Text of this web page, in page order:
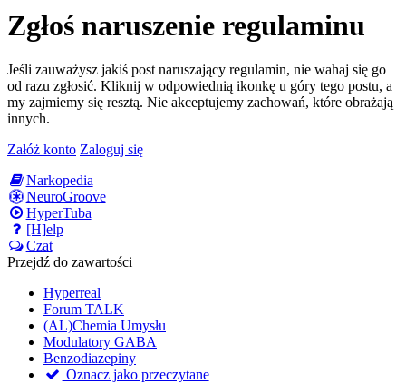
Zgłoś naruszenie regulaminu
Jeśli zauważysz jakiś post naruszający regulamin, nie wahaj się go
od razu zgłosić. Kliknij w odpowiednią ikonkę u góry tego postu, a
my zajmiemy się resztą. Nie akceptujemy zachowań, które obrażają
innych.
Załóż konto Zaloguj się
Narkopedia
NeuroGroove
HyperTuba
[H]elp
Czat
Przejdź do zawartości
Hyperreal
Forum TALK
(AL)Chemia Umysłu
Modulatory GABA
Benzodiazepiny
Oznacz jako przeczytane